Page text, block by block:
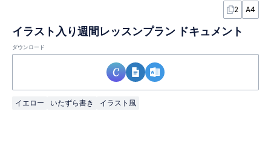
2 A4
イラスト入り週間レッスンプラン ドキュメント
ダウンロード
イエロー いたずら書き イラスト風